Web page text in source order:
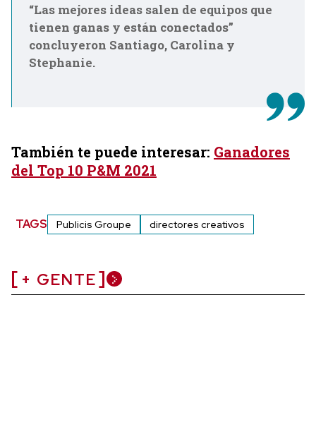
“Las mejores ideas salen de equipos que
tienen ganas y están conectados”
concluyeron Santiago, Carolina y
Stephanie.
También te puede interesar: Ganadores
del Top 10 P&M 2021
TAGS Publicis Groupe directores creativos
+ GENTE